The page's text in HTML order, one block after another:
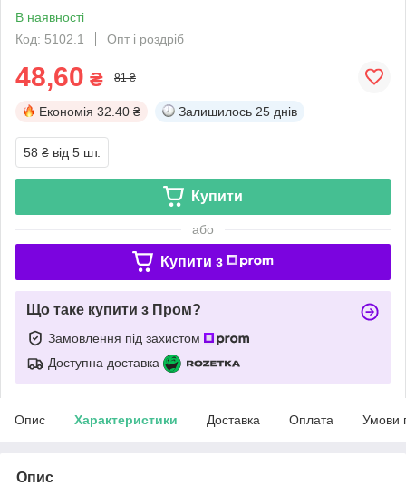
В наявності
Код: 5102.1
Опт і роздріб
48,60 ₴ 81 ₴
Економія 32.40 ₴ Залишилось 25 днів
58 ₴ від 5 шт.
Купити
або
Купити з
Що таке купити з Пром?
Замовлення під захистом
Доступна доставка
Опис Характеристики Доставка Оплата Умови
Опис